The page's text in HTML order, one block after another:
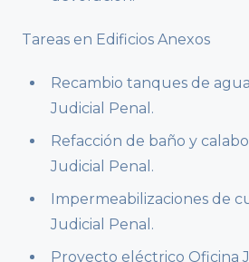
Tareas en Edificios Anexos
Recambio tanques de
Judicial Penal.
Refacción de baño y
Judicial Penal.
Impermeabilizaciones de
Judicial Penal.
Proyecto eléctrico Oficina